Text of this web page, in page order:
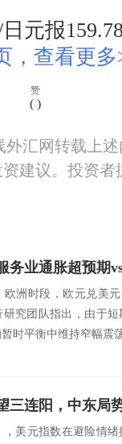
报
，查看更多
赞
( )
汇网转载上
建议。投资
欧洲时段，欧元兑美
究团队指出，由于
时平衡中维持窄幅震
，美元指数在避险情